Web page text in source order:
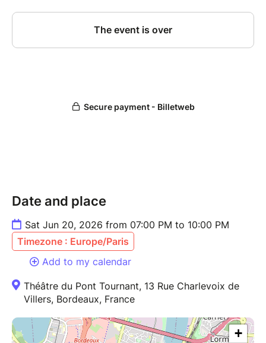
Date and place
Sat Jun 20, 2026 from 07:00 PM to 10:00 PM
Timezone : Europe/Paris
Add to my calendar
Théâtre du Pont Tournant, 13 Rue Charlevoix de
Villers, Bordeaux, France
+